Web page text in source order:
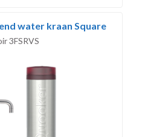
water kraan Square
3FSRVS